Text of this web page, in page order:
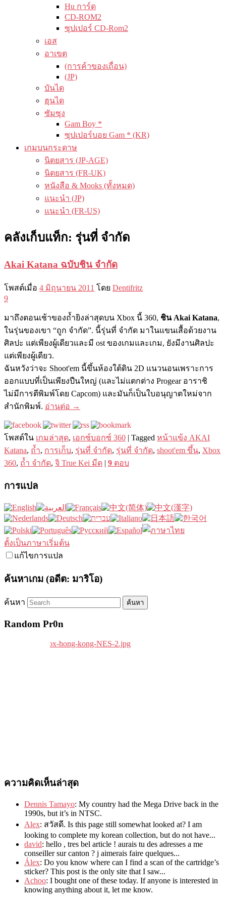
Hu การ์ด
CD-ROM2
ซุปเปอร์ CD-Rom2
เอส
อาเขต
(การค้าของเถื่อน)
(JP)
บันได
ฮุนได
ซัมซุง
Gam Boy *
ซุปเปอร์บอย Gam * (KR)
เกมบนกระดาษ
นิตยสาร (JP-AGE)
นิตยสาร (FR-UK)
หนังสือ & Mooks (ทั้งหมด)
แนะนำ (JP)
แนะนำ (FR-US)
คลังเก็บแท็ก: รุ่นที่ จำกัด
Akai Katana ฉบับชิน จำกัด
โพสต์เมื่อ 4 มิถุนายน 2011 โดย Dentifritz
9
มาถึงตอนเช้าของถ้ำยิงล่าสุดบน Xbox นี้ 360, ชิน Akai Katana,
ในรุ่นของเขา “ถูก จำกัด”. นี้รุ่นที่ จำกัด มาในแขนเสื้อด้วยงาน
ศิลปะ แต่เพียงผู้เดียวและมี ost ของเกมและเกม, ยังมีงานศิลปะ
แต่เพียงผู้เดียว.
ฉันหวังว่าจะ Shoot'em นี้ขึ้นห้องใต้ดิน 2D แนวนอนเพราะการ
ออกแบบที่เป็นเพียงปืนใหญ่ (และไม่แตกต่าง Progear อาราชิ
ไม่มีการตีพิมพ์โดย Capcom) และมันก็เป็นใบอนุญาตใหม่จาก
สำนักพิมพ์. อ่านต่อ →
โพสต์ใน เกมล่าสุด, เอกซ์บอกซ์ 360 | Tagged หน้าแข้ง AKAI
Katana, ถ้ำ, การเก็บ, รุ่นที่ จำกัด, รุ่นที่ จำกัด, shoot'em ขึ้น, Xbox
360, ถ้ำ จำกัด, จิ True Kei มีด | 9 ตอบ
การแปล
ตั้งเป็นภาษาเริ่มต้น
แก้ไขการแปล
ค้นหาเกม (อดีต: มาริโอ)
ค้นหา
Random Pr0n
ความคิดเห็นล่าสุด
Dennis Tamayo: My country had the Mega Drive back in the
1990s, but it’s in NTSC.
Alex: สวัสดี. Is this page still somewhat looked at? I am
looking to complete my korean collection, but do not have...
david: hello , tres bel article ! aurais tu des adresses a me
conseiller sur canton ? j aimerais faire quelques...
Álex: Do you know where can I find a scan of the cartridge’s
sticker? This post is the only site that I saw...
Achoo: I bought one of these today. If anyone is interested in
knowing anything about it, let me know.